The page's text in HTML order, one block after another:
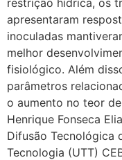
apresentaram
inoculadas
melhor
fisiológico. Além
parâmetros
o aumento no teor
Henrique Fonseca
Difusão Tecnológica
Tecnologia (UTT)